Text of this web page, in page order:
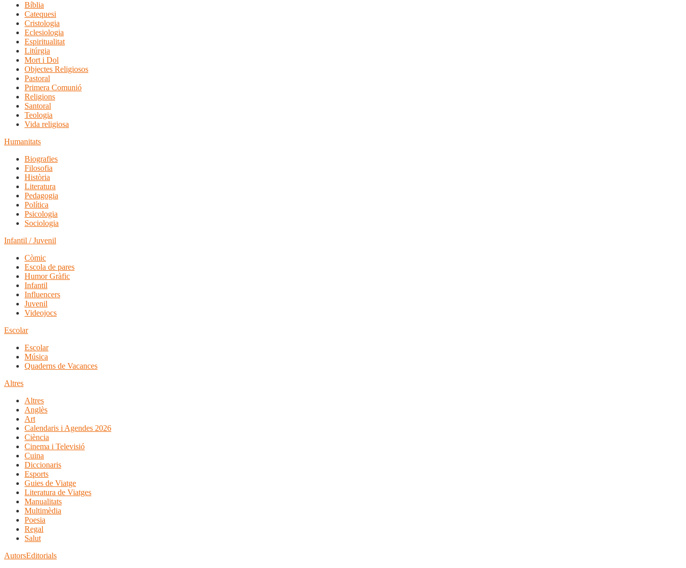
Bíblia
Catequesi
Cristologia
Eclesiologia
Espiritualitat
Litúrgia
Mort i Dol
Objectes Religiosos
Pastoral
Primera Comunió
Religions
Santoral
Teologia
Vida religiosa
Humanitats
Biografies
Filosofia
Història
Literatura
Pedagogia
Política
Psicologia
Sociologia
Infantil / Juvenil
Còmic
Escola de pares
Humor Gràfic
Infantil
Influencers
Juvenil
Videojocs
Escolar
Escolar
Música
Quaderns de Vacances
Altres
Altres
Anglès
Art
Calendaris i Agendes 2026
Ciència
Cinema i Televisió
Cuina
Diccionaris
Esports
Guies de Viatge
Literatura de Viatges
Manualitats
Multimèdia
Poesia
Regal
Salut
AutorsEditorials